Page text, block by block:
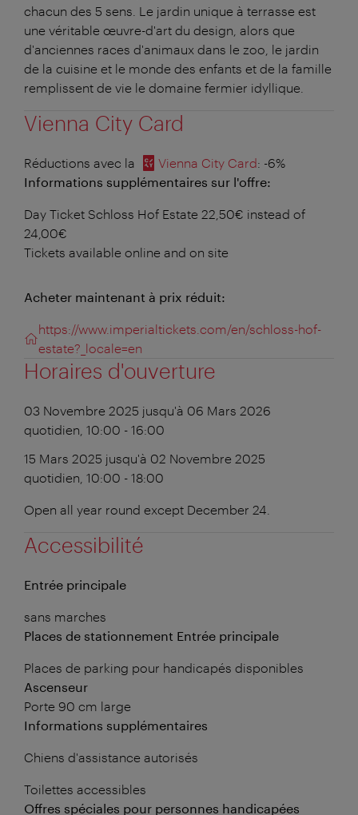
chacun des 5 sens. Le jardin unique à terrasse est
une véritable œuvre-d'art du design, alors que
d'anciennes races d'animaux dans le zoo, le jardin
de la cuisine et le monde des enfants et de la famille
remplissent de vie le domaine fermier idyllique.
Vienna City Card
Réductions avec la Vienna City Card: -6%
Informations supplémentaires sur l'offre:
Day Ticket Schloss Hof Estate 22,50€ instead of
24,00€
Tickets available online and on site
Acheter maintenant à prix réduit:
https://www.imperialtickets.com/en/schloss-hof-
estate?_locale=en
Horaires d'ouverture
03 Novembre 2025 jusqu'à 06 Mars 2026
quotidien, 10:00 - 16:00
15 Mars 2025 jusqu'à 02 Novembre 2025
quotidien, 10:00 - 18:00
Open all year round except December 24.
Accessibilité
Entrée principale
sans marches
Places de stationnement Entrée principale
Places de parking pour handicapés disponibles
Ascenseur
Porte 90 cm large
Informations supplémentaires
Chiens d'assistance autorisés
Toilettes accessibles
Offres spéciales pour personnes handicapées